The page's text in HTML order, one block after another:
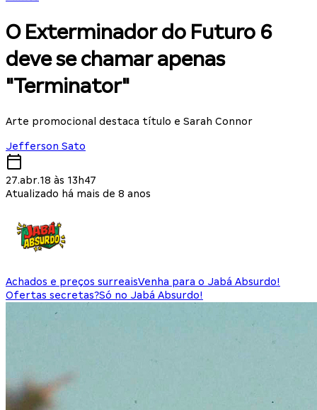
O Exterminador do Futuro 6
deve se chamar apenas
"Terminator"
Arte promocional destaca título e Sarah Connor
Jefferson Sato
27.abr.18 às 13h47
Atualizado há mais de 8 anos
Achados e preços surreaisVenha para o Jabá Absurdo!
Ofertas secretas?Só no Jabá Absurdo!